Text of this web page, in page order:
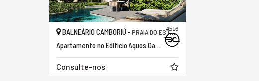
#516
BALNEÁRIO CAMBORIÚ - PRAIA DO ESTALEIRO
Apartamento no Edifício Aquos Oasis Home
Consulte-nos